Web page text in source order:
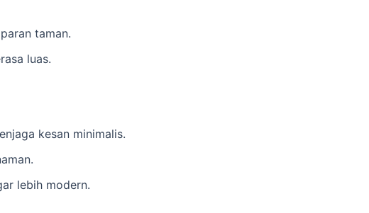
taman.
luas.
kesan minimalis.
lebih modern.